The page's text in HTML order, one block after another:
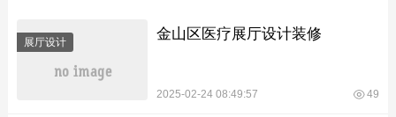
展厅设计 金山区医疗展厅设计装修
2025-02-24 08:49:57 49